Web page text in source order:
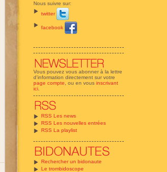
Nous suivre sur:
twitter
facebook
Vous pouvez vous abonner à la lettre
d'information directement sur votre
page compte , ou en vous inscrivant
ici
RSS Les news
RSS Les nouvelles entrées
RSS La playlist
Rechercher un bidonaute
Le trombidoscope